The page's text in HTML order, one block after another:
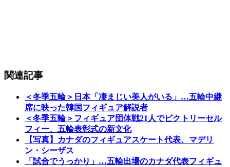
関連記事
＜冬季五輪＞日本「凄まじい美人がいる」…五輪中継
席に映った韓国フィギュア解説者
＜冬季五輪＞フィギュア団体戦21人でビクトリーセル
フィー、五輪表彰式の新文化
【写真】カナダのフィギュアスケート代表、マデリ
ン・シーザス
「試合でうっかり」…五輪出場のカナダ代表フィギュ